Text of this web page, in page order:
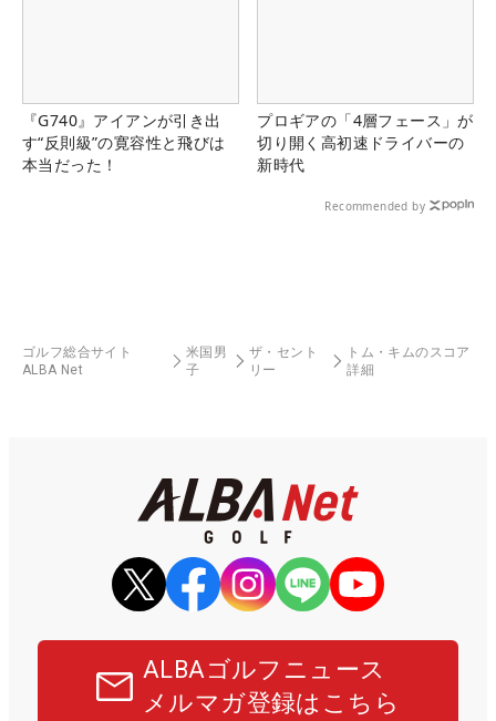
『G740』アイアンが引き出
す“反則級”の寛容性と飛びは
本当だった！
プロギアの「4層フェース」が
切り開く高初速ドライバーの
新時代
Recommended by
ゴルフ総合サイト
ALBA Net
米国男
子
ザ・セント
リー
トム・キムのスコア
詳細
ALBAゴルフニュース
メルマガ登録はこちら